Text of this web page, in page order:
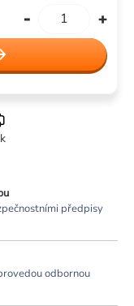
předpisy
odbornou